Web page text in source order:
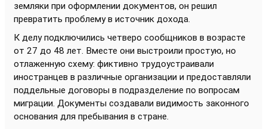
земляки при оформлении документов, он решил
превратить проблему в источник дохода.
К делу подключились четверо сообщников в возрасте
от 27 до 48 лет. Вместе они выстроили простую, но
отлаженную схему: фиктивно трудоустраивали
иностранцев в различные организации и предоставляли
поддельные договоры в подразделение по вопросам
миграции. Документы создавали видимость законного
основания для пребывания в стране.